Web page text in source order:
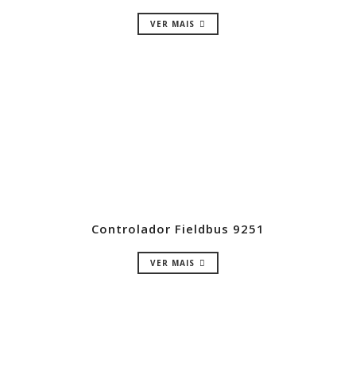
VER MAIS
Controlador Fieldbus 9251
VER MAIS